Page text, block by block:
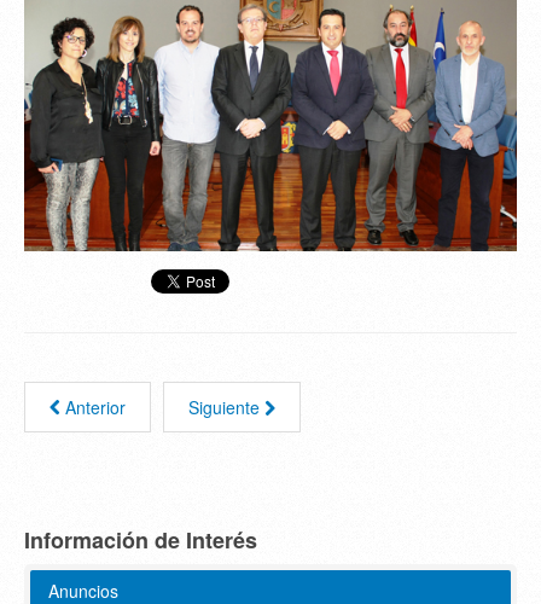
Anterior Siguiente
Información de Interés
Anuncios